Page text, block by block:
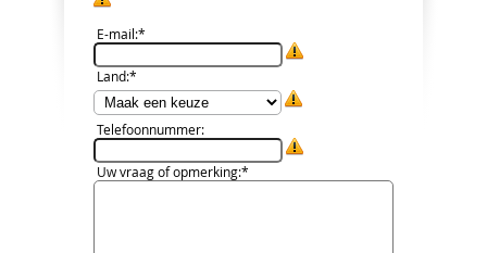
E-mail:*
Land:*
Telefoonnummer:
Uw vraag of opmerking:*